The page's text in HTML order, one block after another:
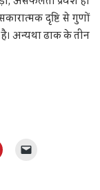
दृष्टि से गुणों
अन्यथा ढाक के तीन